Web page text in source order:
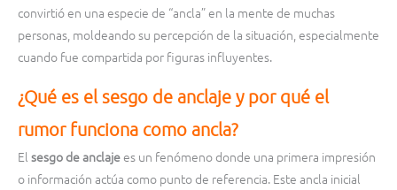
convirtió en una especie de “ancla” en la mente de muchas
personas, moldeando su percepción de la situación, especialmente
cuando fue compartida por figuras influyentes.
¿Qué es el sesgo de anclaje y por qué el
rumor funciona como ancla?
El sesgo de anclajees un fenómeno donde una primera impresión
o información actúa como punto de referencia. Este ancla inicial